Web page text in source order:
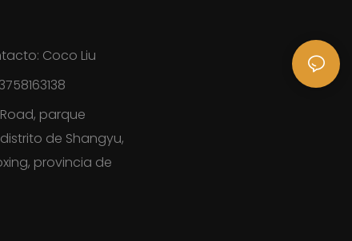
Coco Liu
parque
de Shangyu,
provincia de